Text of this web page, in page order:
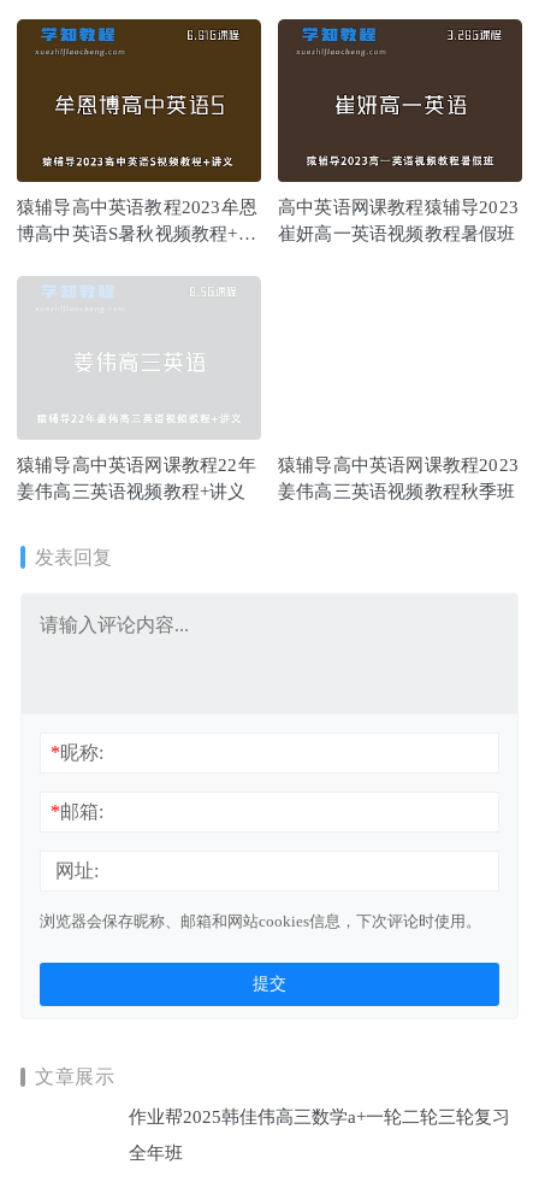
猿辅导高中英语教程2023牟恩
博高中英语S暑秋视频教程+讲
高中英语网课教程猿辅导2023
崔妍高一英语视频教程暑假班
猿辅导高中英语网课教程22年
姜伟高三英语视频教程+讲义
猿辅导高中英语网课教程2023
姜伟高三英语视频教程秋季班
发表回复
*昵称:
*邮箱:
网址:
浏览器会保存昵称、邮箱和网站cookies信息，下次评论时使用。
文章展示
作业帮2025韩佳伟高三数学a+一轮二轮三轮复习
全年班